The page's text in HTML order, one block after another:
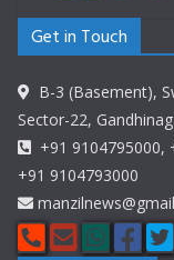
Get in Touch
B-3 (Basement),
Sector-22,
+91 9104795000,
+91 9104793000